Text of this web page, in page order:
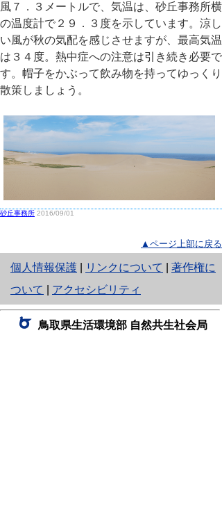
風７．３メートルで、気温は、砂丘事務所横
の温度計で２９．３度を示しています。涼し
い風が秋の気配を感じさせますが、最高気温
は３４度。熱中症への注意は引き続き必要で
す。帽子をかぶって飲み物を持ってゆっくり
散策しましょう。
砂丘事務所 2016/09/01
▲ページ上部に戻る
個人情報保護
と
り
ネ
ッ
リンクについて
著作権に
ついて
アクセシビリティ
鳥取県生活環境部 自然共生社会局